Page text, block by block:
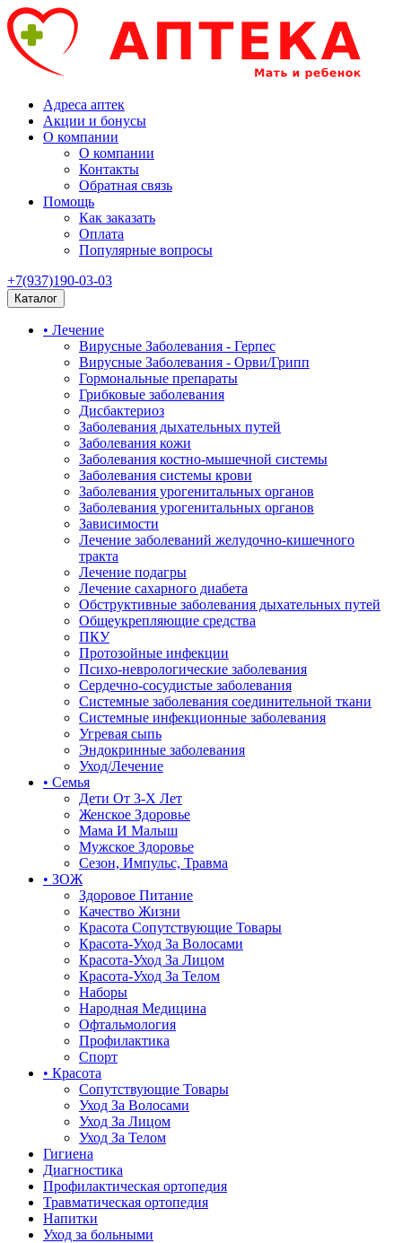
Адреса аптек
Акции и бонусы
О компании
О компании
Контакты
Обратная связь
Помощь
Как заказать
Оплата
Популярные вопросы
+7(937)190-03-03
Каталог
• Лечение
Вирусные Заболевания - Герпес
Вирусные Заболевания - Орви/Грипп
Гормональные препараты
Грибковые заболевания
Дисбактериоз
Заболевания дыхательных путей
Заболевания кожи
Заболевания костно-мышечной системы
Заболевания системы крови
Заболевания урогенитальных органов
Заболевания урогенитальных органов
Зависимости
Лечение заболеваний желудочно-кишечного
тракта
Лечение подагры
Лечение сахарного диабета
Обструктивные заболевания дыхательных путей
Общеукрепляющие средства
ПКУ
Протозойные инфекции
Психо-неврологические заболевания
Сердечно-сосудистые заболевания
Системные заболевания соединительной ткани
Системные инфекционные заболевания
Угревая сыпь
Эндокринные заболевания
Уход/Лечение
• Семья
Дети От 3-Х Лет
Женское Здоровье
Мама И Малыш
Мужское Здоровье
Сезон, Импульс, Травма
• ЗОЖ
Здоровое Питание
Качество Жизни
Красота Сопутствующие Товары
Красота-Уход За Волосами
Красота-Уход За Лицом
Красота-Уход За Телом
Наборы
Народная Медицина
Офтальмология
Профилактика
Спорт
• Красота
Сопутствующие Товары
Уход За Волосами
Уход За Лицом
Уход За Телом
Гигиена
Диагностика
Профилактическая ортопедия
Травматическая ортопедия
Напитки
Уход за больными